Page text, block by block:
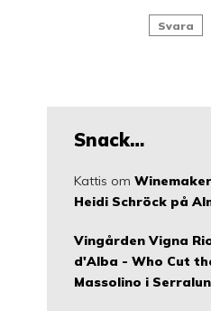
Svara
Snack…
Kattis om
Heidi Schröck på
Vingården Vigna
d'Alba - Who Cut
Massolino i